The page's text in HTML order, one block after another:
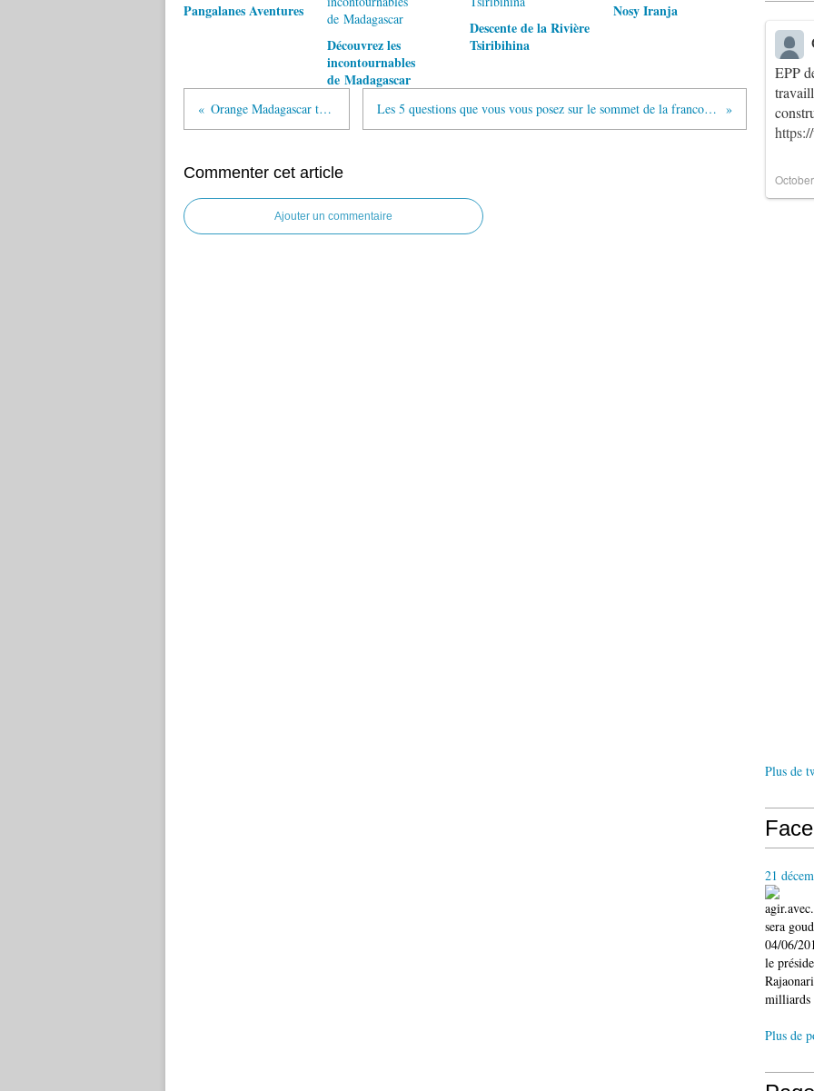
Pangalanes Aventures
Découvrez les
incontournables
de Madagascar
Descente de la Rivière
Tsiribihina
Nosy Iranja
Orange Madagascar teste sa 4G Les 5 questions que vous vous posez sur le sommet de la francophonie à Madagascar
Commenter cet article
Ajouter un commentaire
EPP
Plus de
21
sera
04/06/
le
milliards
Plus de